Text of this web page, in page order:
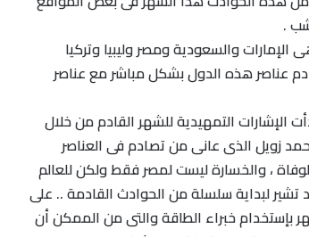
.
الإمارات والسعودية ومصر وليبيا وتركيا
عناصر هذه الدول بشكل مباشر مع عناصر
يوم 7 أغسطس بدأت الإشارات التمهيدية للشهر القادم من خلال
زويل الذى عانى من تصادم فى العناصر
والوفاة ، والخسارة ليست لمصر فقط ولكن للعالم
لبداية سلسلة من الحوادث القادمة .. على
بإستخدام خبراء الطاقة والتى من الممكن أن